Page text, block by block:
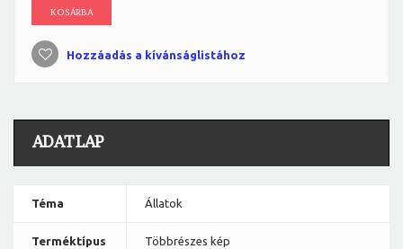
KOSÁRBA
Hozzáadás a kívánságlistához
ADATLAP
Téma Állatok
Terméktípus Többrészes kép